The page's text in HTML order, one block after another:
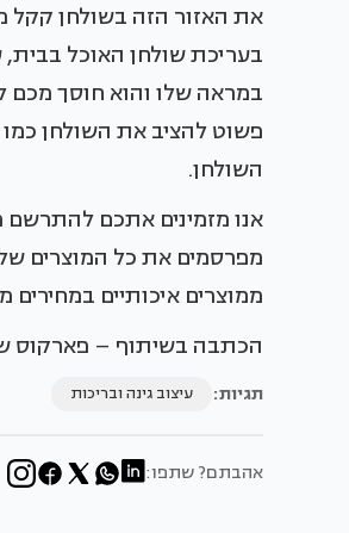
את האזור הזה בשולחן קקל
בעריכת שולחן האוכל
במראה שלו והוא חוסך מכם
פשוט להציב את השולחן כמו
השולחן.
אנו מזמינים אתכם להתרשם
מפרסמים את כל המוצרים
ממוצרים איכותיים
הכתבה בשיתוף – פארקוס
תגיות: עיצוב גינה ובריכות
אהבתם? שתפו: